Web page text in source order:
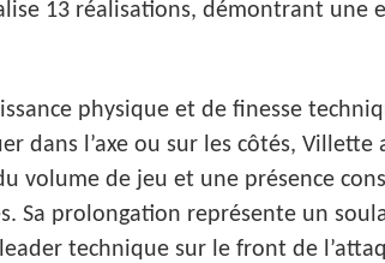
13 réalisations, démontrant une
physique et de finesse
dans l’axe ou sur les côtés,
volume de jeu et une présence
Sa prolongation représente un
technique sur le front de